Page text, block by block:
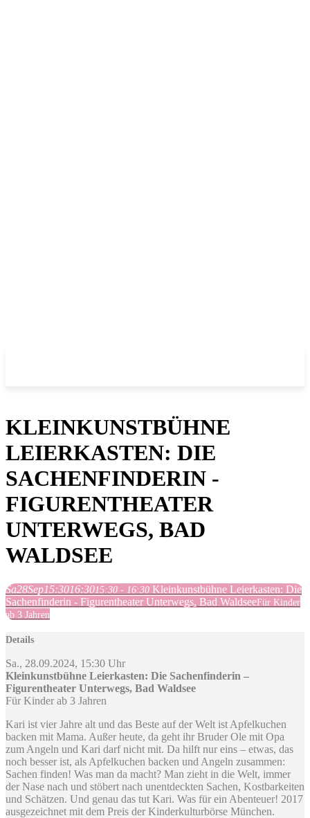
KLEINKUNSTBÜHNE
LEIERKASTEN: DIE
SACHENFINDERIN -
FIGURENTHEATER
UNTERWEGS, BAD
WALDSEE
Sa28Sep15:3016:3015:30 - 16:30 Kleinkunstbühne Leierkasten: Die
Sachenfinderin - Figurentheater Unterwegs, Bad WaldseeFür Kinder
ab 3 Jahren
Details
Sa., 28.09.2024, 15:30 Uhr
Kleinkunstbühne Leierkasten: Die Sachenfinderin –
Figurentheater Unterwegs, Bad Waldsee
Für Kinder ab 3 Jahren
Kari ist vier Jahre alt und das Beste auf der Welt ist Apfelkuchen
backen mit Mama. Außer heute, da geht ihr Bruder Ole mit Opa
zum Angeln und Kari darf nicht mit. Da hilft nur eins – etwas, das
noch besser ist, als Apfelkuchen backen und Angeln zusammen:
Sachen finden! Was man da macht? Man zieht in die Welt, immer
der Nase nach und stöbert nach unentdeckten Sachen, Kostbarkeiten
und Schätzen. Und genau das tut Kari. Was für ein Abenteuer! 2017
ausgezeichnet mit dem Preis der Kinderkulturbörse München.